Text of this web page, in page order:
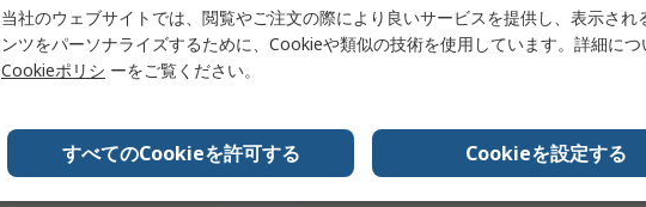
RS品番874-2288
メーカー型番 3SU1550-0AA10-0AA0
データ
当社のウェブサイトでは、閲覧やご注文の際により良いサービスを提供し、表示され
ンツをパーソナライズするために、Cookieや類似の技術を使用しています。詳細につ
Cookieポリシ ーをご覧ください。
すべてのCookieを許可する Cookieを設定する